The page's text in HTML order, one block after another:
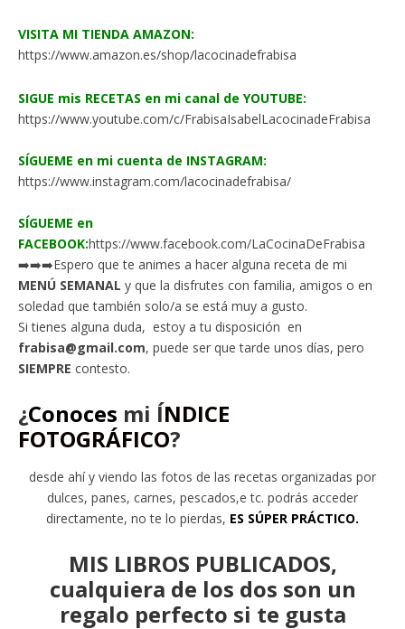
VISITA MI TIENDA AMAZON:
https://www.amazon.es/shop/lacocinadefrabisa
SIGUE mis RECETAS en mi canal de YOUTUBE:
https://www.youtube.com/c/FrabisaIsabelLacocinadeFrabisa
SÍGUEME en mi cuenta de INSTAGRAM:
https://www.instagram.com/lacocinadefrabisa/
SÍGUEME en
FACEBOOK:https://www.facebook.com/LaCocinaDeFrabisa
➡️➡️➡️Espero que te animes a hacer alguna receta de mi
MENÚ SEMANAL y que la disfrutes con familia, amigos o en
soledad que también solo/a se está muy a gusto.
Si tienes alguna duda, estoy a tu disposición en
frabisa@gmail.com, puede ser que tarde unos días, pero
SIEMPRE contesto.
¿Conoces mi ÍNDICE
FOTOGRÁFICO?
desde ahí y viendo las fotos de las recetas organizadas por
dulces, panes, carnes, pescados,e tc. podrás acceder
directamente, no te lo pierdas, ES SÚPER PRÁCTICO.
MIS LIBROS PUBLICADOS,
cualquiera de los dos son un
regalo perfecto si te gusta